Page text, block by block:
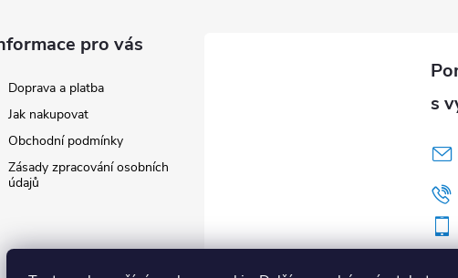
pro vás
Doprava a platba
Jak nakupovat
Obchodní podmínky
Zásady zpracování osobních
údajů